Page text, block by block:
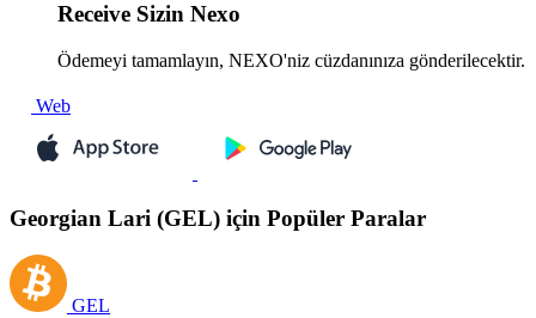
Receive Sizin Nexo
Ödemeyi tamamlayın, NEXO'niz cüzdanınıza gönderilecektir.
Web
Georgian Lari (GEL) için Popüler Paralar
GEL